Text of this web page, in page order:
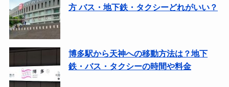
方 バス・地下鉄・タクシーどれがいい？
博多駅から天神への移動方法は？地下
鉄・バス・タクシーの時間や料金